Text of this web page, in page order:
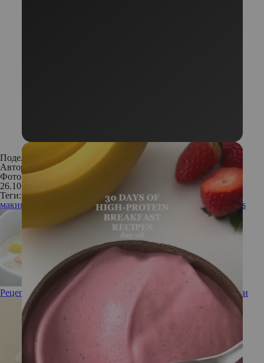
Поделиться:
Автор:
Редакция
Фото: Архивы пресс-служб
26.10.2017
Теги:
макияж с показа
как повторить макияж с показа Mugler Clarins
Рецепт от шефа: финский рыбный суп из лосося со сливками